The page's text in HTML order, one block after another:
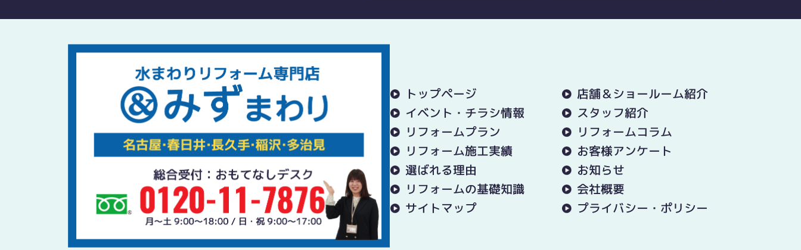
トップページ
店舗＆ショールーム紹介
イベント・チラシ情報
スタッフ紹介
リフォームプラン
リフォームコラム
リフォーム施工実績
お客様アンケート
選ばれる理由
お知らせ
リフォームの基礎知識
会社概要
サイトマップ
プライバシー・ポリシー